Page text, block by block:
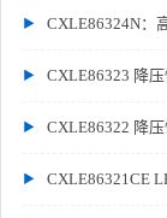
CXLE86324N：
CXLE86323 降
CXLE86322 降
CXLE86321CE